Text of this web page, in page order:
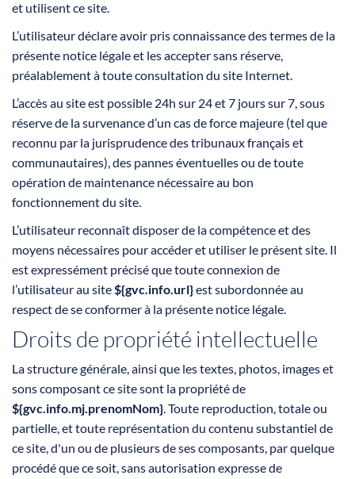
et utilisent ce site.
L’utilisateur déclare avoir pris connaissance des termes de la
présente notice légale et les accepter sans réserve,
préalablement à toute consultation du site Internet.
L’accès au site est possible 24h sur 24 et 7 jours sur 7, sous
réserve de la survenance d’un cas de force majeure (tel que
reconnu par la jurisprudence des tribunaux français et
communautaires), des pannes éventuelles ou de toute
opération de maintenance nécessaire au bon
fonctionnement du site.
L’utilisateur reconnaît disposer de la compétence et des
moyens nécessaires pour accéder et utiliser le présent site. Il
est expressément précisé que toute connexion de
l’utilisateur au site${gvc.info.url}est subordonnée au
respect de se conformer à la présente notice légale.
Droits de propriété intellectuelle
La structure générale, ainsi que les textes, photos, images et
sons composant ce site sont la propriété de
${gvc.info.mj.prenomNom}. Toute reproduction, totale ou
partielle, et toute représentation du contenu substantiel de
ce site, d'un ou de plusieurs de ses composants, par quelque
procédé que ce soit, sans autorisation expresse de